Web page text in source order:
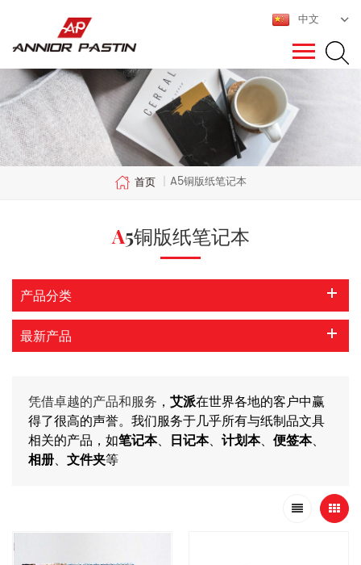
中文
首页 | A5铜版纸笔记本
A5铜版纸笔记本
产品分类
最新产品
凭借卓越的产品和服务 ， 艾派在世界各地的客户中赢
得了很高的声誉。我们服务于几乎所有与纸制品文具
相关的产品，如笔记本、 日记本、 计划本、 便签本、
相册
文件夹等